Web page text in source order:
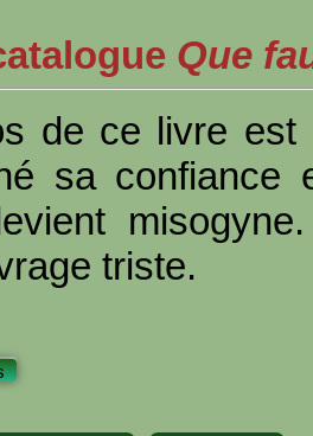
Que
de ce livre
sa confiance
triste.